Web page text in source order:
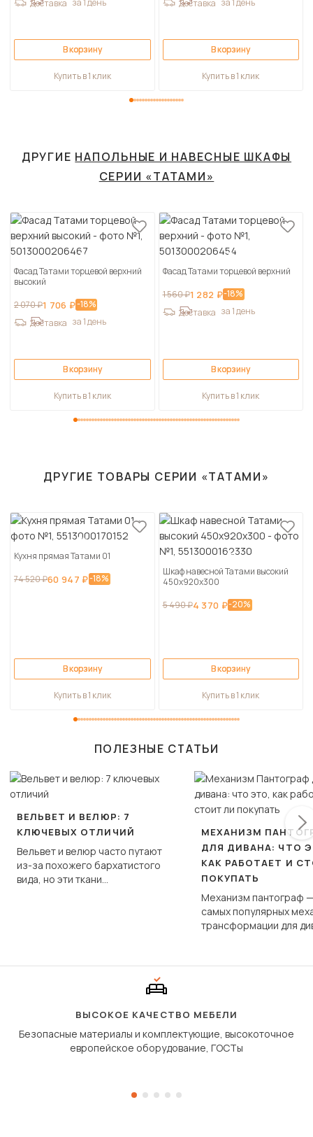
Доставка за 1 день
В корзину
Купить в 1 клик
Доставка за 1 день
В корзину
Купить в 1 клик
ДРУГИЕ НАПОЛЬНЫЕ И НАВЕСНЫЕ ШКАФЫ
СЕРИИ «ТАТАМИ»
Фасад Татами торцевой верхний
высокий
2 070 ₽1 706 ₽-18%
Доставка за 1 день
В корзину
Купить в 1 клик
Фасад Татами торцевой верхний
1 560 ₽1 282 ₽-18%
Доставка за 1 день
В корзину
Купить в 1 клик
ДРУГИЕ ТОВАРЫ СЕРИИ «ТАТАМИ»
Кухня прямая Татами 01
74 520 ₽60 947 ₽-18%
В корзину
Купить в 1 клик
Шкаф навесной Татами высокий
450х920х300
5 490 ₽4 370 ₽-20%
В корзину
Купить в 1 клик
ПОЛЕЗНЫЕ СТАТЬИ
ВЕЛЬВЕТ И ВЕЛЮР: 7
КЛЮЧЕВЫХ ОТЛИЧИЙ
Вельвет и велюр часто путают
из-за похожего бархатистого
вида, но эти ткани
МЕХАНИЗМ
ДЛЯ ДИВАНА: ЧТО
КАК РАБОТАЕТ И
ПОКУПАТЬ
Механизм пантограф
самых популярных
трансформации для
сиденье не
дугообразной
ВЫСОКОЕ КАЧЕСТВО МЕБЕЛИ
Безопасные материалы и комплектующие, высокоточное
европейское оборудование, ГОСТы